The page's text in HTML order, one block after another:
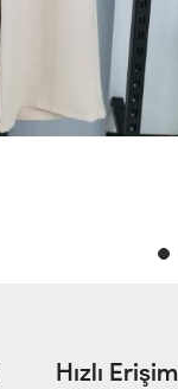
Hızlı Erişim